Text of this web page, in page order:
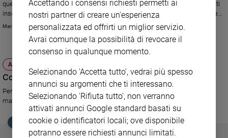
Sanremo
Cinema,
e
streaming
Libri
Musica
Famiglia
quello che succede nel mondo non se la sente. Dice di non voler fare notti
insonni, che in realtà ho fatto anche io e nega il mio desiderio di diventare
padre per la terza volta..."
Mariateresa Zattoni
ATTUALITÀ
Consigli utili per le madri single
Per il bene dei figli è giusto trasmettere un'immagine positiva del mondo
maschile
EDICOLA SAN PAOLO
Accettando i consensi richiesti permetti ai
nostri partner di creare un'esperienza
personalizzata ed offrirti un miglior servizio.
Avrai comunque la possibilità di revocare il
consenso in qualunque momento.
Selezionando 'Accetta tutto', vedrai più spesso
annunci su argomenti che ti interessano.
Selezionando 'Rifiuta tutto', non verranno
attivati annunci Google standard basati su
cookie o identificatori locali; ove disponibile
potranno essere richiesti annunci limitati.